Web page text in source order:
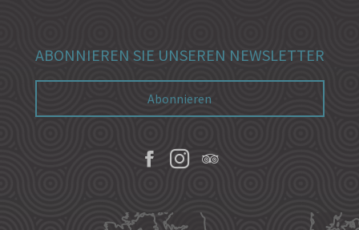
ABONNIEREN SIE UNSEREN NEWSLETTER
Abonnieren